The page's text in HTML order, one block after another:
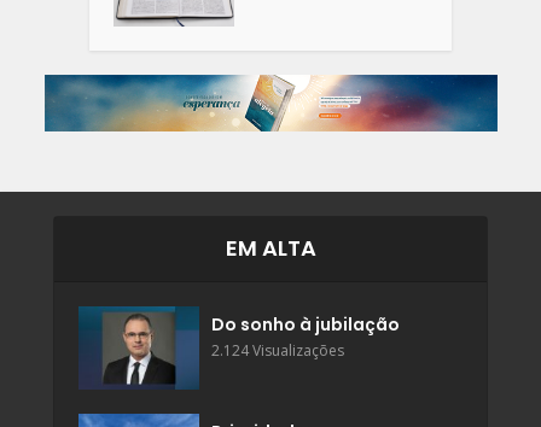
EM ALTA
Do sonho à jubilação
2.124 Visualizações